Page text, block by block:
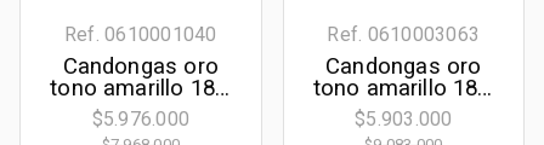
Ref. 0610001040
Candongas oro
tono amarillo 18k,
liso
$5.976.000
Ref. 0610003063
Candongas oro
tono amarillo 18k,
oro tono amarillo
18k, liso, 24.00
$5.903.000